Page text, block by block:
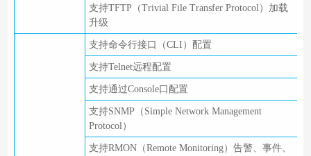
支持TFTP（Trivial File Transfer Protocol）加载
升级
支持命令行接口（CLI）配置
支持Telnet远程配置
支持通过Console口配置
支持SNMP（Simple Network Management
Protocol）
支持RMON（Remote Monitoring）告警、事件、